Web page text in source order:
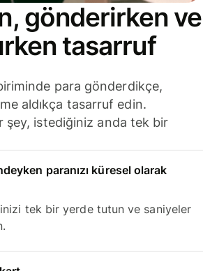
gönderirken ve
tasarruf
para gönderdikçe,
aldıkça tasarruf edin.
şey, istediğiniz anda tek bir
paranızı küresel olarak
tek bir yerde tutun ve saniyeler